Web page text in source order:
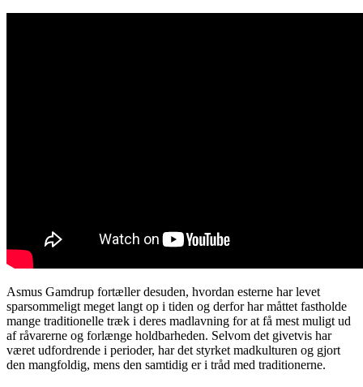
Asmus Gamdrup fortæller desuden, hvordan esterne har levet
sparsommeligt meget langt op i tiden og derfor har måttet fastholde
mange traditionelle træk i deres madlavning for at få mest muligt ud
af råvarerne og forlænge holdbarheden. Selvom det givetvis har
været udfordrende i perioder, har det styrket madkulturen og gjort
den mangfoldig, mens den samtidig er i tråd med traditionerne.